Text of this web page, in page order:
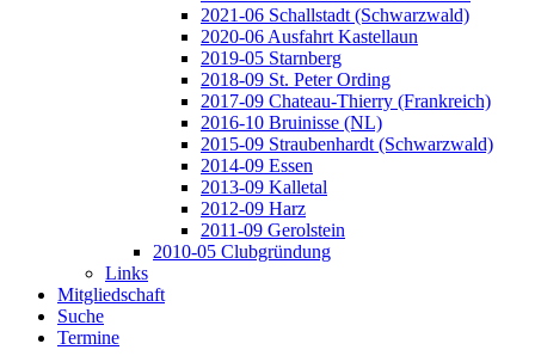
2021-06 Schallstadt (Schwarzwald)
2020-06 Ausfahrt Kastellaun
2019-05 Starnberg
2018-09 St. Peter Ording
2017-09 Chateau-Thierry (Frankreich)
2016-10 Bruinisse (NL)
2015-09 Straubenhardt (Schwarzwald)
2014-09 Essen
2013-09 Kalletal
2012-09 Harz
2011-09 Gerolstein
2010-05 Clubgründung
Links
Mitgliedschaft
Suche
Termine